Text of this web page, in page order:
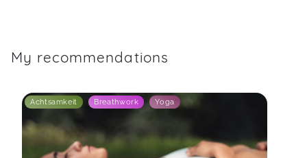
My recommendations
Achtsamkeit Breathwork Yoga